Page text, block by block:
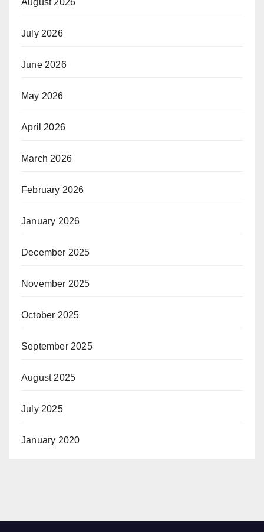
July 2026
June 2026
May 2026
April 2026
March 2026
February 2026
January 2026
December 2025
November 2025
October 2025
September 2025
August 2025
July 2025
January 2020